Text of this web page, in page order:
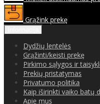
Grąžink prekę
Dydžių lentelės
Grąžinti/keisti prekę
Pirkimo sąlygos ir
Prekių pristatymas
Privatumo politika
Kaip iširinkti vaiko batų
Apie mus